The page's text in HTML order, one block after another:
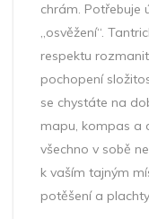
chrám. Potřebuje
„osvěžení“.
respektu
pochopení
se chystáte na
mapu, kompas a
všechno v sobě
k vaším tajným
potěšení a